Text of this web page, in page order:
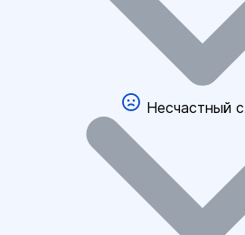
Несчастный